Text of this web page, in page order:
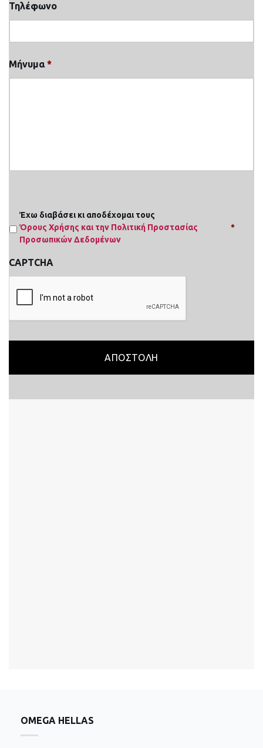
Τηλέφωνο
Μήνυμα *
Έχω διαβάσει κι αποδέχομαι τους
Όρους Χρήσης και την Πολιτική Προστασίας
Προσωπικών Δεδομένων
CAPTCHA
OMEGA HELLAS